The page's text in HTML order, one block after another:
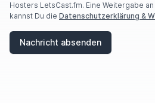
Hosters LetsCast.fm. Eine Weitergabe
kannst Du die Datenschutzerklärung &
Nachricht absenden